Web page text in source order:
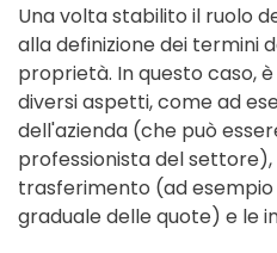
Una volta stabilito il ruolo
alla definizione dei termini
proprietà. In questo caso,
diversi aspetti, come ad
dell'azienda (che può
professionista del
trasferimento (ad
graduale delle quote) e le